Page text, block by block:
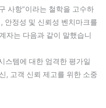
사항”이라는 철학을 고수하
안정성 및 신뢰성 벤치마크를
자는 다음과 같이 말했습니
스템에 대한 엄격한 평가일
, 고객 신뢰 제고를 위한 소중